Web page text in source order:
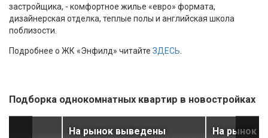
застройщика, - комфортное жилье «евро» формата,
дизайнерская отделка, теплые полы и английская школа
поблизости.
Подробнее о ЖК «Энфилд» читайте ЗДЕСЬ
Подборка однокомнатных квартир в новостройках
На рынок выведены
На рынок